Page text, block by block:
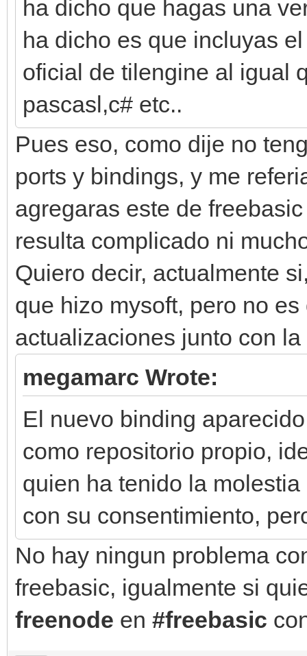
ha dicho que hagas una
ha dicho es que incluyas
oficial de tilengine al igual
pascasl,c# etc..
Pues eso, como dije no
ports y bindings, y me
agregaras este de
resulta complicado ni
Quiero decir, actualmente
que hizo mysoft, pero no
actualizaciones junto con
megamarc Wrote:
El nuevo binding
como repositorio propio,
quien ha tenido la
con su consentimiento,
No hay ningun problema
freebasic, igualmente si
freenode en #freebasic